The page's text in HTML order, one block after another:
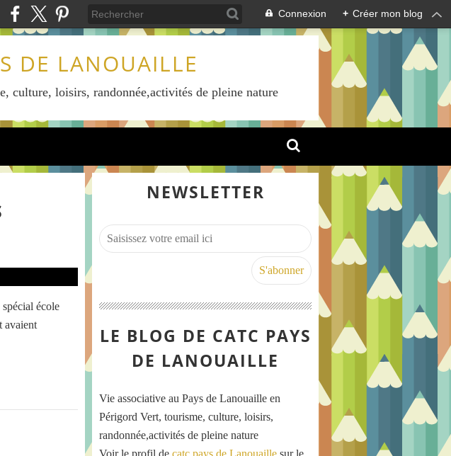
Connexion + Créer mon blog
DE LANOUAILLE
culture, loisirs, randonnée,activités de pleine nature
école
avaient
NEWSLETTER
LE BLOG DE CATC PAYS
DE LANOUAILLE
Vie associative au Pays de Lanouaille en
Périgord Vert, tourisme, culture, loisirs,
randonnée,activités de pleine nature
Voir le profil de catc pays de Lanouaille sur le